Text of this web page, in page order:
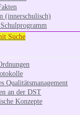
(innerschulisch)
Suche
Qualitätsmanagement
an der DST
Konzepte